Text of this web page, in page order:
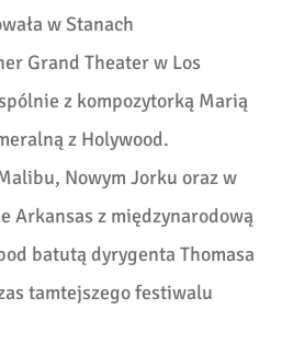
w Stanach
Grand Theater w Los
z kompozytorką Marią
z Holywood.
Nowym Jorku oraz w
Arkansas z międzynarodową
batutą dyrygenta Thomasa
tamtejszego festiwalu